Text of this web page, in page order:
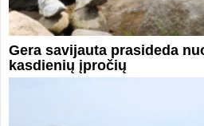
Gera savijauta prasideda
kasdienių įpročių